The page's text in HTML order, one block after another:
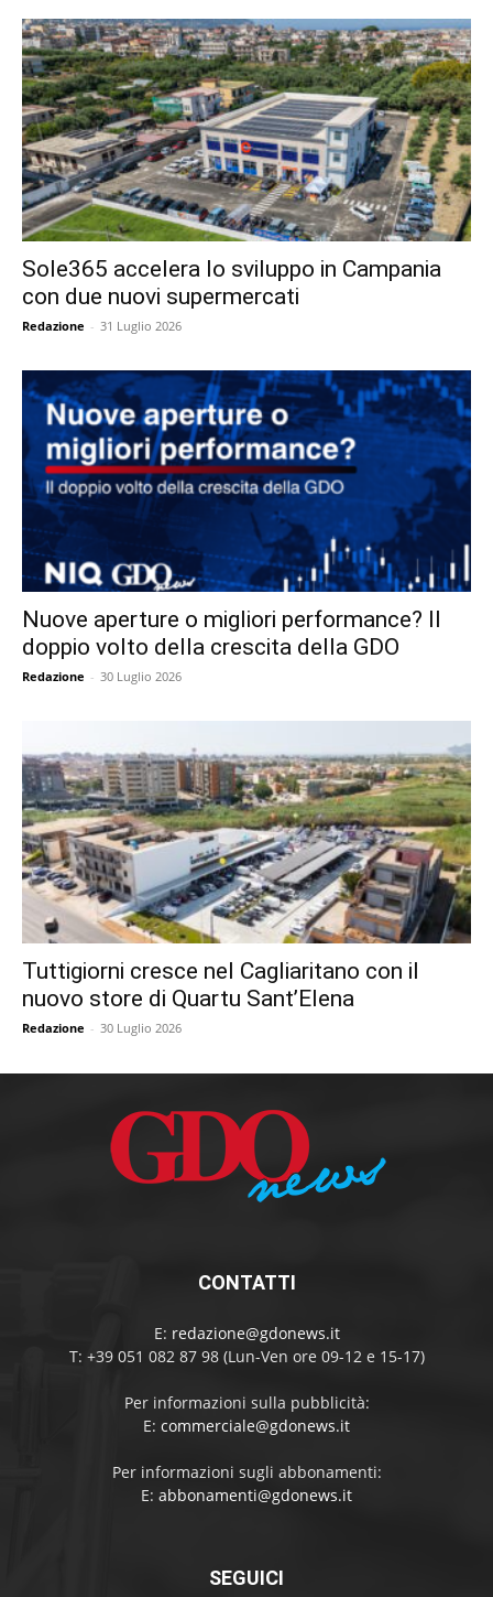
Sole365 accelera lo sviluppo in Campania
con due nuovi supermercati
Redazione - 31 Luglio 2026
Nuove aperture o migliori performance? Il
doppio volto della crescita della GDO
Redazione - 30 Luglio 2026
Tuttigiorni cresce nel Cagliaritano con il
nuovo store di Quartu Sant’Elena
Redazione - 30 Luglio 2026
CONTATTI
E: redazione@gdonews.it
T: +39 051 082 87 98 (Lun-Ven ore 09-12 e 15-17)
Per informazioni sulla pubblicità:
E: commerciale@gdonews.it
Per informazioni sugli abbonamenti:
E: abbonamenti@gdonews.it
SEGUICI